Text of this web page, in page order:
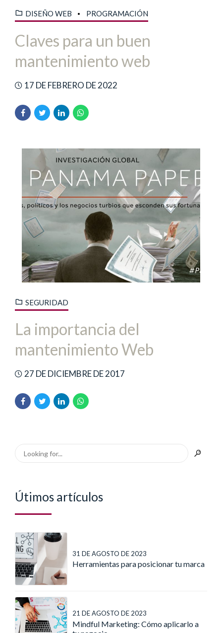
DISEÑO WEB PROGRAMACIÓN
Claves para un buen
mantenimiento web
17 DE FEBRERO DE 2022
SEGURIDAD
La importancia del
mantenimiento Web
27 DE DICIEMBRE DE 2017
Útimos artículos
31 DE AGOSTO DE 2023
Herramientas para posicionar tu marca
21 DE AGOSTO DE 2023
Mindful Marketing: Cómo aplicarlo a